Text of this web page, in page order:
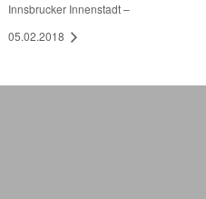
Innsbrucker Innenstadt –
05.02.2018